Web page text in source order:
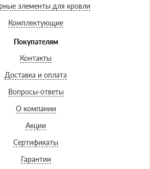
элементы для кровли
Комплектующие
Покупателям
Контакты
Доставка и оплата
Вопросы-ответы
О компании
Акции
Сертификаты
Гарантии